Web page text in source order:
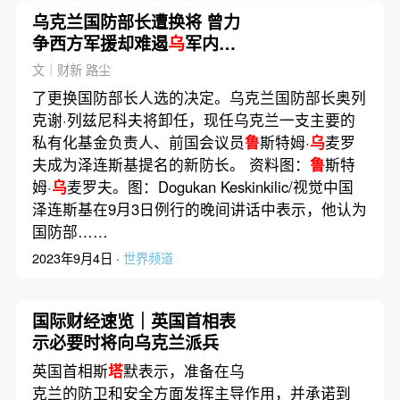
乌克兰国防部长遭换将 曾力
争西方军援却难遏乌军内腐
败
文｜财新 路尘
了更换国防部长人选的决定。乌克兰国防部长奥列
克谢·列兹尼科夫将卸任，现任乌克兰一支主要的
私有化基金负责人、前国会议员鲁斯特姆·乌麦罗
夫成为泽连斯基提名的新防长。 资料图： 鲁斯特
姆·乌麦罗夫。图：Dogukan Keskinkilic/视觉中国
泽连斯基在9月3日例行的晚间讲话中表示，他认为
国防部……
2023年9月4日 · 世界频道
国际财经速览｜英国首相表
示必要时将向乌克兰派兵
英国首相斯塔默表示，准备在乌
克兰的防卫和安全方面发挥主导作用，并承诺到